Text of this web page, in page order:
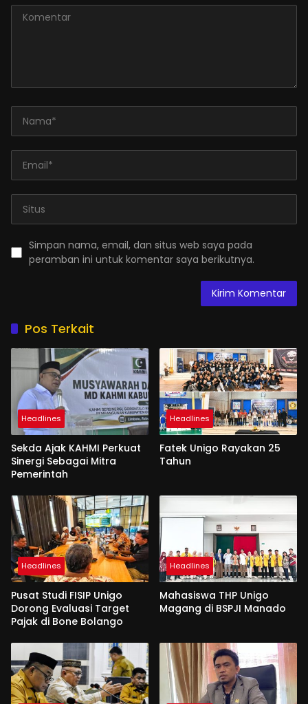
Simpan nama, email, dan situs web saya pada
peramban ini untuk komentar saya berikutnya.
Pos Terkait
Headlines
Sekda Ajak KAHMI Perkuat
Sinergi Sebagai Mitra
Pemerintah
Headlines
Fatek Unigo Rayakan 25
Tahun
Headlines
Pusat Studi FISIP Unigo
Dorong Evaluasi Target
Pajak di Bone Bolango
Headlines
Mahasiswa THP Unigo
Magang di BSPJI Manado